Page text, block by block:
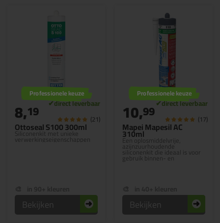
Ottoseal S100 300ml
Siliconenkit met unieke
verwerkingseigenschappen
Professionele keuze
8,19 (21)
Bekijken
Mapei Mapesil AC
310ml
Een oplosmiddelvrije,
azijnzuurhoudende
siliconenkit die ideaal is voor
gebruik binnen- en
buitenshuis
Professionele keuze
10,99 (17)
Bekijken